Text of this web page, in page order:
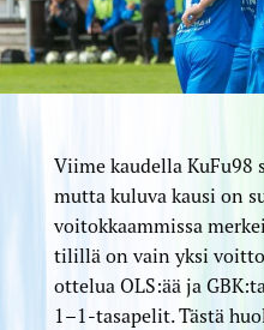
Viime kaudella KuFu98
mutta kuluva kausi on
voitokkaammissa
tilillä on vain yksi
ottelua OLS:ää ja
1–1-tasapelit. Tästä